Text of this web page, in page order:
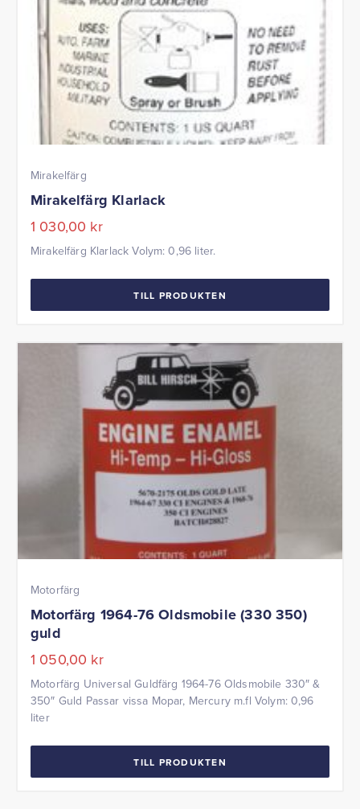
Mirakelfärg
Mirakelfärg Klarlack
1 030,00 kr
Mirakelfärg Klarlack Volym: 0,96 liter.
TILL PRODUKTEN
Motorfärg
Motorfärg 1964-76 Oldsmobile (330 350)
guld
1 050,00 kr
Motorfärg Universal Guldfärg 1964-76 Oldsmobile 330″ &
350″ Guld Passar vissa Mopar, Mercury m.fl Volym: 0,96
liter
TILL PRODUKTEN